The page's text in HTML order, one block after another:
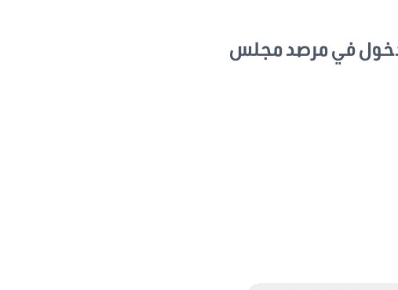
في مرصد مجلس